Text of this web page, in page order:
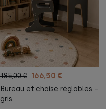
185,00 € 166,50 €
Bureau et chaise réglables –
gris